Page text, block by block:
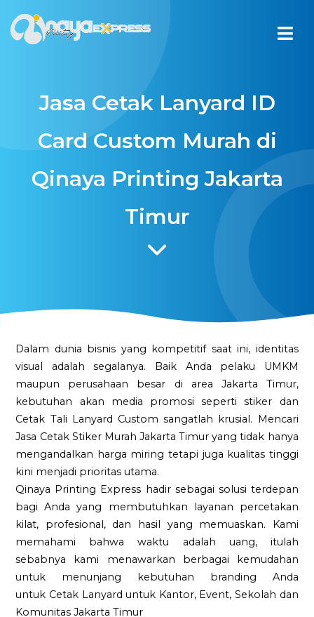
Jasa Cetak Lanyard ID
Card Custom Murah di
Qinaya Printing Jakarta
Timur
Dalam dunia bisnis yang kompetitif saat ini, identitas
visual adalah segalanya. Baik Anda pelaku UMKM
maupun perusahaan besar di area Jakarta Timur,
kebutuhan akan media promosi seperti stiker dan
Cetak Tali Lanyard Custom sangatlah krusial. Mencari
Jasa Cetak Stiker Murah Jakarta Timur yang tidak hanya
mengandalkan harga miring tetapi juga kualitas tinggi
kini menjadi prioritas utama.
Qinaya Printing Express hadir sebagai solusi terdepan
bagi Anda yang membutuhkan layanan percetakan
kilat, profesional, dan hasil yang memuaskan. Kami
memahami bahwa waktu adalah uang, itulah
sebabnya kami menawarkan berbagai kemudahan
untuk menunjang kebutuhan branding Anda
untuk Cetak Lanyard untuk Kantor, Event, Sekolah dan
Komunitas Jakarta Timur